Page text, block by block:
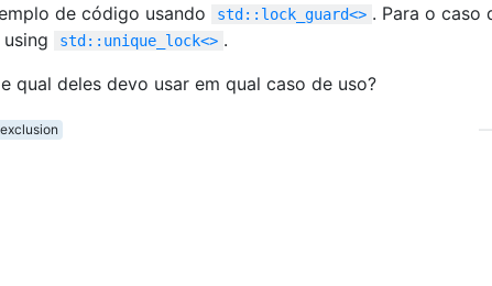
de código usando
std::lock_guard<> . Para o caso
std::unique_lock<> .
qual deles devo usar em qual caso de uso?